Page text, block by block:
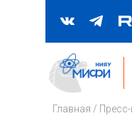
Форма
Поиск
Главная /